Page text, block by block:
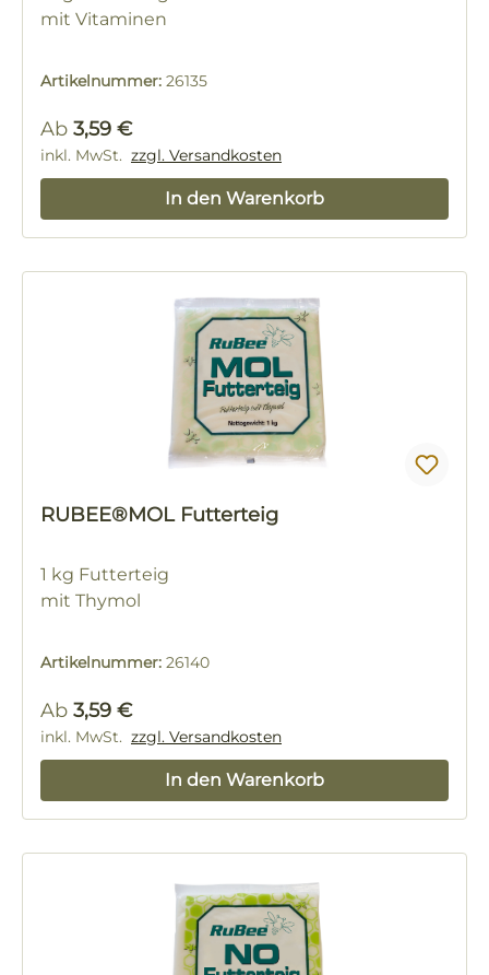
mit Vitaminen
Artikelnummer: 26135
Regulärer Preis:
Ab 3,59 €
inkl. MwSt. zzgl. Versandkosten
In den Warenkorb
RUBEE®MOL Futterteig
1 kg Futterteig
mit Thymol
Artikelnummer: 26140
Regulärer Preis:
Ab 3,59 €
inkl. MwSt. zzgl. Versandkosten
In den Warenkorb